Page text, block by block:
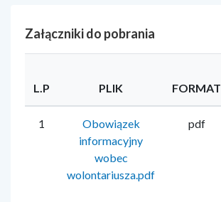
Załączniki do pobrania
L.P PLIK FORMAT
1
Obowiązek
informacyjny
wobec
wolontariusza.pdf
pdf